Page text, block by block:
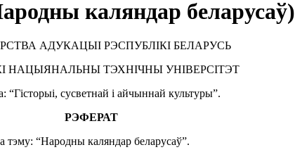
каляндар беларусаў)
АДУКАЦЫІ РЭСПУБЛІКІ БЕЛАРУСЬ
НАЦЫЯНАЛЬНЫ ТЭХНІЧНЫ УНІВЕРСІТЭТ
“Гісторыi, сусветнай і айчыннай культуры”.
РЭФЕРАТ
тэму: “Народны каляндар беларусаў”.